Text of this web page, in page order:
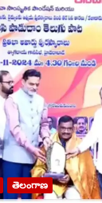
తెలంగాణ